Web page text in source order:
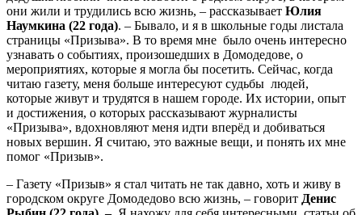
они жили и трудились всю жизнь, – рассказывает Юлия
Наумкина (22 года). – Бывало, и я в школьные годы листала
страницы «Призыва». В то время мне было очень интересно
узнавать о событиях, произошедших в Домодедове, о
мероприятиях, которые я могла бы посетить. Сейчас, когда
читаю газету, меня больше интересуют судьбы людей,
которые живут и трудятся в нашем городе. Их истории, опыт
и достижения, о которых рассказывают журналисты
«Призыва», вдохновляют меня идти вперёд и добиваться
новых вершин. Я считаю, это важные вещи, и понять их мне
помог «Призыв».
– Газету «Призыв» я стал читать не так давно, хоть и живу в
городском округе Домодедово всю жизнь, – говорит Денис